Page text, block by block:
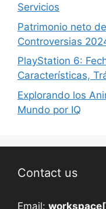
Servicios
Patrimonio neto
Controversias
PlayStation 6:
Características,
Explorando los
Mundo por IQ
Contact us
Email: